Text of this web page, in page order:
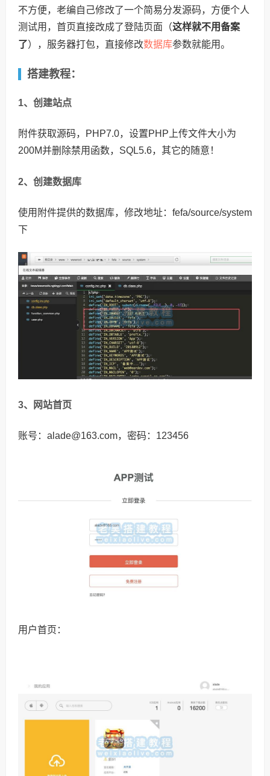
不方便，老编自己修改了一个简易分发源码，方便个人
测试用，首页直接改成了登陆页面（这样就不用备案
了），服务器打包，直接修改数据库参数就能用。
搭建教程：
1、创建站点
附件获取源码，PHP7.0，设置PHP上传文件大小为
200M并删除禁用函数，SQL5.6，其它的随意！
2、创建数据库
使用附件提供的数据库，修改地址：fefa/source/system
下
3、网站首页
账号：alade@163.com，密码：123456
用户首页：